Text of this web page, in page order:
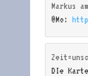
Markus
@Mo:
DIe